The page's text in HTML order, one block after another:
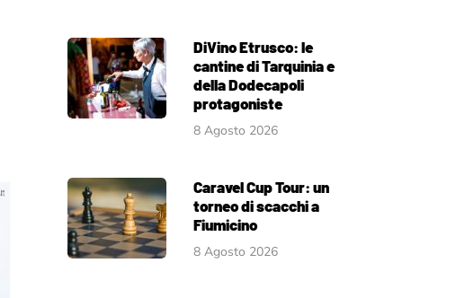
DiVino Etrusco: le
cantine di Tarquinia e
della Dodecapoli
protagoniste
8 Agosto 2026
Caravel Cup Tour: un
torneo di scacchi a
Fiumicino
8 Agosto 2026